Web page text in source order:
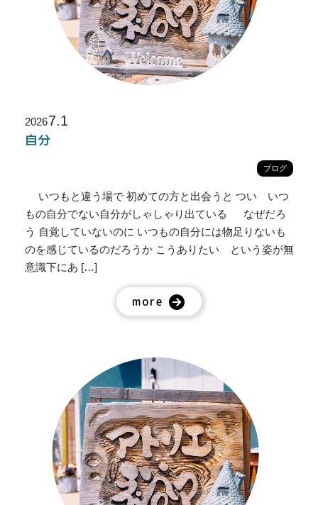
20267.1
自分
ブログ
いつもと違う場で 初めての方と出会うと つい いつ
もの自分でない自分がしゃしゃり出ている なぜだろ
う 自覚していないのに いつもの自分には物足りないも
のを感じているのだろうか こうありたい という姿が無
意識下にあ […]
more